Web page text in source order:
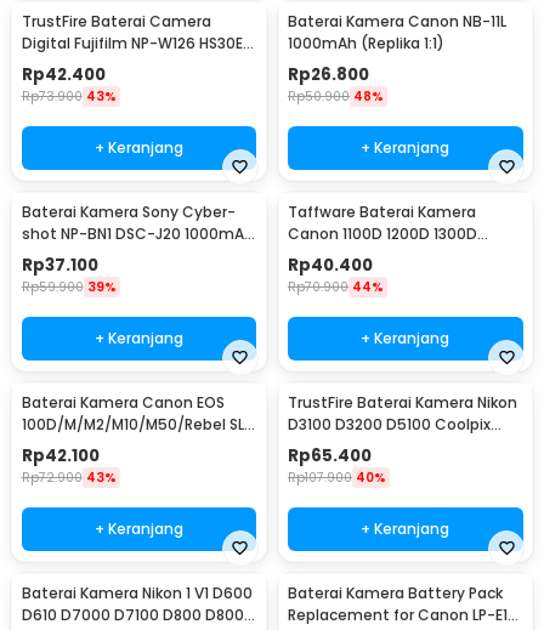
TrustFire Baterai Camera
Digital Fujifilm NP-W126 HS30EX
(Replika 1:1) - NP-W126
Rp42.400
Rp73.900 43%
+ Keranjang
Baterai Kamera Canon NB-11L
1000mAh (Replika 1:1)
Rp26.800
Rp50.900 48%
+ Keranjang
Baterai Kamera Sony Cyber-
shot NP-BN1 DSC-J20 1000mAh
(Replika 1:1)
Rp37.100
Rp59.900 39%
+ Keranjang
Taffware Baterai Kamera
Canon 1100D 1200D 1300D
1500D 3000D 2200mAh - LP-E10
Rp40.400
Rp70.900 44%
+ Keranjang
Baterai Kamera Canon EOS
100D/M/M2/M10/M50/Rebel SL1
1250mAh - (Replika 1:1) LP-E12
Rp42.100
Rp72.900 43%
+ Keranjang
TrustFire Baterai Kamera Nikon
D3100 D3200 D5100 Coolpix
1500mAh - EN-EL14(Replika 1:1)
Rp65.400
Rp107.900 40%
+ Keranjang
Baterai Kamera Nikon 1 V1 D600
D610 D7000 D7100 D800 D800E
Baterai Kamera Battery Pack
Replacement for Canon LP-E17